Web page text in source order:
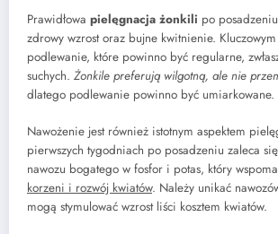
Prawidłowa pielęgnacja żonkili po
zdrowy wzrost oraz bujne kwitnienie.
podlewanie, które powinno być regularne,
suchych. Żonkile preferują wilgotną, ale nie
dlatego podlewanie powinno być umiarkowane.
Nawożenie jest również istotnym aspektem
pierwszych tygodniach po posadzeniu zaleca
nawozu bogatego w fosfor i potas, który
korzeni i rozwój kwiatów. Należy unikać
mogą stymulować wzrost liści kosztem kwiatów.